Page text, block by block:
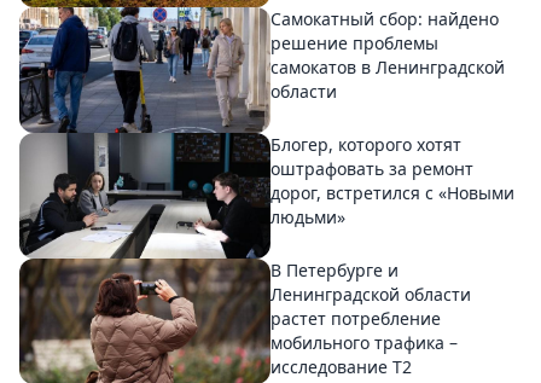
Самокатный сбор: найдено
решение проблемы
самокатов в Ленинградской
области
Блогер, которого хотят
оштрафовать за ремонт
дорог, встретился с «Новыми
людьми»
В Петербурге и
Ленинградской области
растет потребление
мобильного трафика –
исследование T2